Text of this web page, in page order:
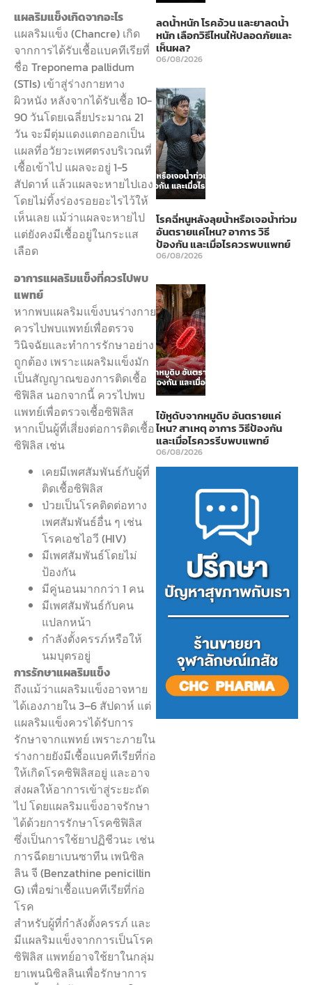
แผลริมแข็งเกิดจากอะไร
แผลริมแข็ง (Chancre) เกิด
จากการได้รับเชื้อแบคทีเรียที่
ชื่อ Treponema pallidum
(STIs) เข้าสู่ร่างกายทาง
ผิวหนัง หลังจากได้รับเชื้อ 10-
90 วันโดยเฉลี่ยประมาณ 21
วัน จะมีตุ่มแดงแตกออกเป็น
แผลที่อวัยวะเพศตรงบริเวณที่
เชื้อเข้าไป แผลจะอยู่ 1-5
สัปดาห์ แล้วแผลจะหายไปเอง
โดยไม่ทิ้งร่องรอยอะไรไว้ให้
เห็นเลย แม้ว่าแผลจะหายไป
แต่ยังคงมีเชื้ออยู่ในกระแส
เลือด
อาการแผลริมแข็งที่ควรไปพบ
แพทย์
หากพบแผลริมแข็งบนร่างกาย
ควรไปพบแพทย์เพื่อตรวจ
วินิจฉัยและทำการรักษาอย่าง
ถูกต้อง เพราะแผลริมแข็งมัก
เป็นสัญญาณของการติดเชื้อ
ซิฟิลิส นอกจากนี้ ควรไปพบ
แพทย์เพื่อตรวจเชื้อซิฟิลิส
หากเป็นผู้ที่เสี่ยงต่อการติดเชื้อ
ซิฟิลิส เช่น
เคยมีเพศสัมพันธ์กับผู้ที่
ติดเชื้อซิฟิลิส
ป่วยเป็นโรคติดต่อทาง
เพศสัมพันธ์อื่น ๆ เช่น
โรคเอชไอวี (HIV)
มีเพศสัมพันธ์โดยไม่
ป้องกัน
มีคู่นอนมากกว่า 1 คน
มีเพศสัมพันธ์กับคน
แปลกหน้า
กำลังตั้งครรภ์หรือให้
นมบุตรอยู่
การรักษาแผลริมแข็ง
ถึงแม้ว่าแผลริมแข็งอาจหาย
ได้เองภายใน 3–6 สัปดาห์ แต่
แผลริมแข็งควรได้รับการ
รักษาจากแพทย์ เพราะภายใน
ร่างกายยังมีเชื้อแบคทีเรียที่ก่อ
ให้เกิดโรคซิฟิลิสอยู่ และอาจ
ส่งผลให้อาการเข้าสู่ระยะถัด
ไป โดยแผลริมแข็งอาจรักษา
ได้ด้วยการรักษาโรคซิฟิลิส
ซึ่งเป็นการใช้ยาปฏิชีวนะ เช่น
การฉีดยาเบนซาทีน เพนิซิล
ลิน จี (Benzathine penicillin
G) เพื่อฆ่าเชื้อแบคทีเรียที่ก่อ
โรค
สำหรับผู้ที่กำลังตั้งครรภ์ และ
มีแผลริมแข็งจากการเป็นโรค
ซิฟิลิส แพทย์อาจใช้ยาในกลุ่ม
ยาเพนนิซิลลินเพื่อรักษาการ
ลดน้ำหนัก โรคอ้วน และยาลดน้ำ
หนัก เลือกวิธีไหนให้ปลอดภัยและ
เห็นผล?
06/08/2026
โรคฉี่หนูหลังลุยน้ำหรือเจอน้ำท่วม
อันตรายแค่ไหน? อาการ วิธี
ป้องกัน และเมื่อไรควรพบแพทย์
06/08/2026
ไข้หูดับจากหมูดิบ อันตรายแค่
ไหน? สาเหตุ อาการ วิธีป้องกัน
และเมื่อไรควรรีบพบแพทย์
06/08/2026